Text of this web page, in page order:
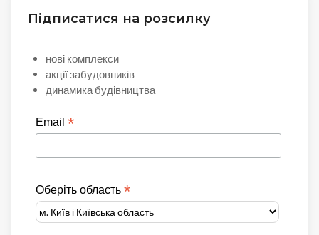
Підписатися на розсилку
нові комплекси
акції забудовників
динамика будівництва
Email *
Оберіть область *